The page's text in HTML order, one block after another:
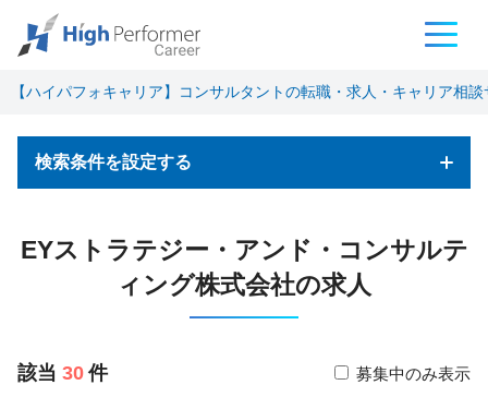
【ハイパフォキャリア】コンサルタントの転職・求人・キャリア相談
EYストラテジー・アンド・コンサルテ
ィング株式会社の求人
該当 30 件 募集中のみ表示
検索条件を設定する
基本条件